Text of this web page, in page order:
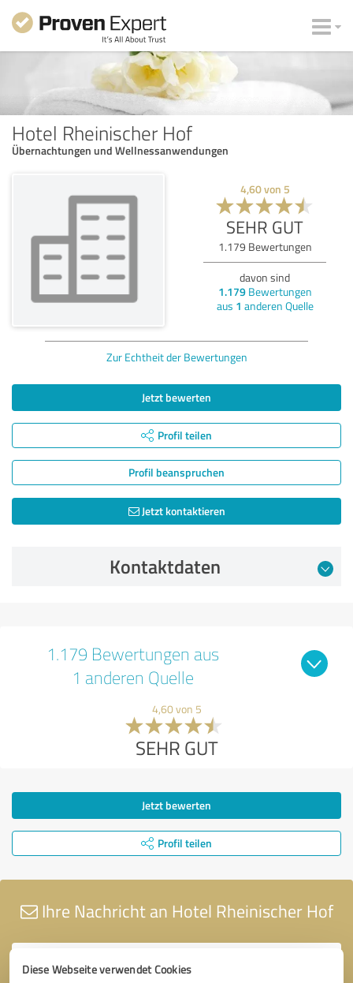
Diese Webseite verwendet Cookies
Hotel Rheinischer Hof
Übernachtungen und Wellnessanwendungen
4,60von 5
SEHR GUT
1.179 Bewertungen
davon sind
1.179Bewertungen
aus 1 anderen Quelle
Zur Echtheit der Bewertungen
Jetzt bewerten
Profil teilen
Profil beanspruchen
Jetzt kontaktieren
Kontaktdaten
1.179 Bewertungen aus
1 anderen Quelle
4,60 von 5
SEHR GUT
Jetzt bewerten
Profil teilen
Ihre Nachricht an Hotel Rheinischer Hof